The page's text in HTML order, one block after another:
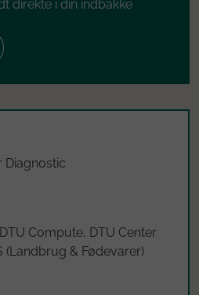
direkte i din indbakke
Diagnostic
Compute, DTU Center
(Landbrug & Fødevarer)